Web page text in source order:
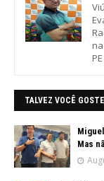
PE
TALVEZ VOCÊ
Mas